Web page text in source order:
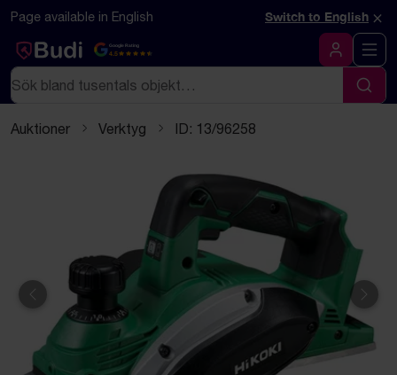
Hoppa till innehåll
Textbaserad (markdown) version av denna sida
Page available in English Switch to English ×
Google Rating
4.5
Logga in
Sök
Sök
Auktioner Verktyg ID: 13/96258
Föregående